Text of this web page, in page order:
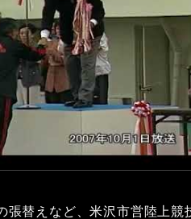
張替えなど、米沢市営陸上競